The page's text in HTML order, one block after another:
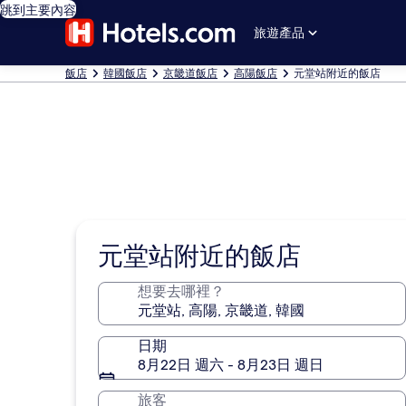
跳到主要內容
旅遊產品
飯店 韓國飯店 京畿道飯店 高陽飯店 元堂站附近的飯店
元堂站附近的飯店
想要去哪裡？
日期
8月22日 週六 - 8月23日 週日
旅客